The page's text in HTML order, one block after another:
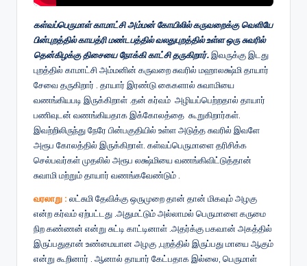
கள்வப்பெருமாள் காமாட்சி அம்மன் கோயிலில் கருவறைக்கு வெளியே
பின்புறத்தில் காயத்ரி மண்டபத்தில் வலதுபுறத்தில் உள்ள ஒரு சுவரில்
தென்கிழக்கு திசையை நோக்கி காட்சி தருகிறார்.இவருக்கு இடது
புறத்தில் காமாட்சி அம்மனின் கருவறை சுவரில் மஹாலக்ஷ்மி தாயார்
சேவை தருகிறார் . தாயார் இரண்டு கைகளால் சுவாமியை
வணங்கியபடி இருக்கிறாள் .தன் கர்வம் அழியப்பெற்றதால் தாயார்
பணிவுடன் வணங்கியதாக இக்கோலத்தை கூறுகிறார்கள்.
இவற்றிலிருந்து நேரே பின்பகுதியில் உள்ள அடுத்த சுவரில் இவளே
அரூப கோலத்தில் இருக்கிறாள். கள்வப்பெருமாளை தரிசிக்க
செல்பவர்கள் முதலில் அரூப லக்ஷ்மியை வணங்கிவிட்டுத்தான்
சுவாமி மற்றும் தாயார் வணங்கவேண்டும் .
வரலாறு : லட்சுமி தேவிக்கு ஒருமுறை தான் தான் மிகவும் அழகு
என்ற கர்வம் ஏற்பட்டது .அதுமட்டும் அல்லாமல் பெருமாளை கருமை
நிற கண்ணன் என்று சுட்டி காட்டினாள் .அதர்க்கு பகவான் அகத்தில்
இருப்பதுதான் உண்மையான அழகு ,புறத்தில் இருப்பது மாயை ஆகும்
என்று கூறினார் . ஆனால் தாயார் கேட்பதாக இல்லை, பெருமாள்